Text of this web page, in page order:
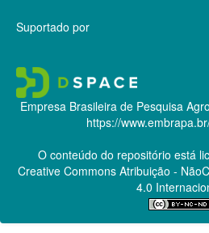
Suportado por
Empresa Brasileira de Pesquisa
https://
O conteúdo do repositório está
Creative CommonsAtribuição -
4.0